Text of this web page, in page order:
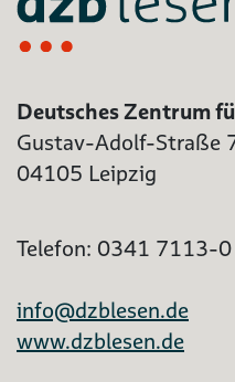
Deutsches Zentrum
Gustav-Adolf-Straße
04105 Leipzig
Telefon: 0341 7113-0
info@dzblesen.de
www.dzblesen.de